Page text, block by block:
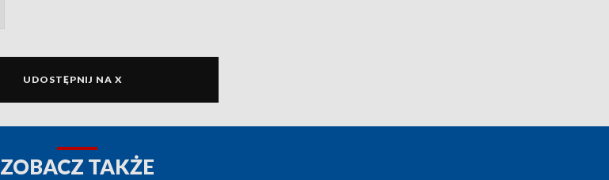
UDOSTĘPNIJ NA X
ZOBACZ TAKŻE